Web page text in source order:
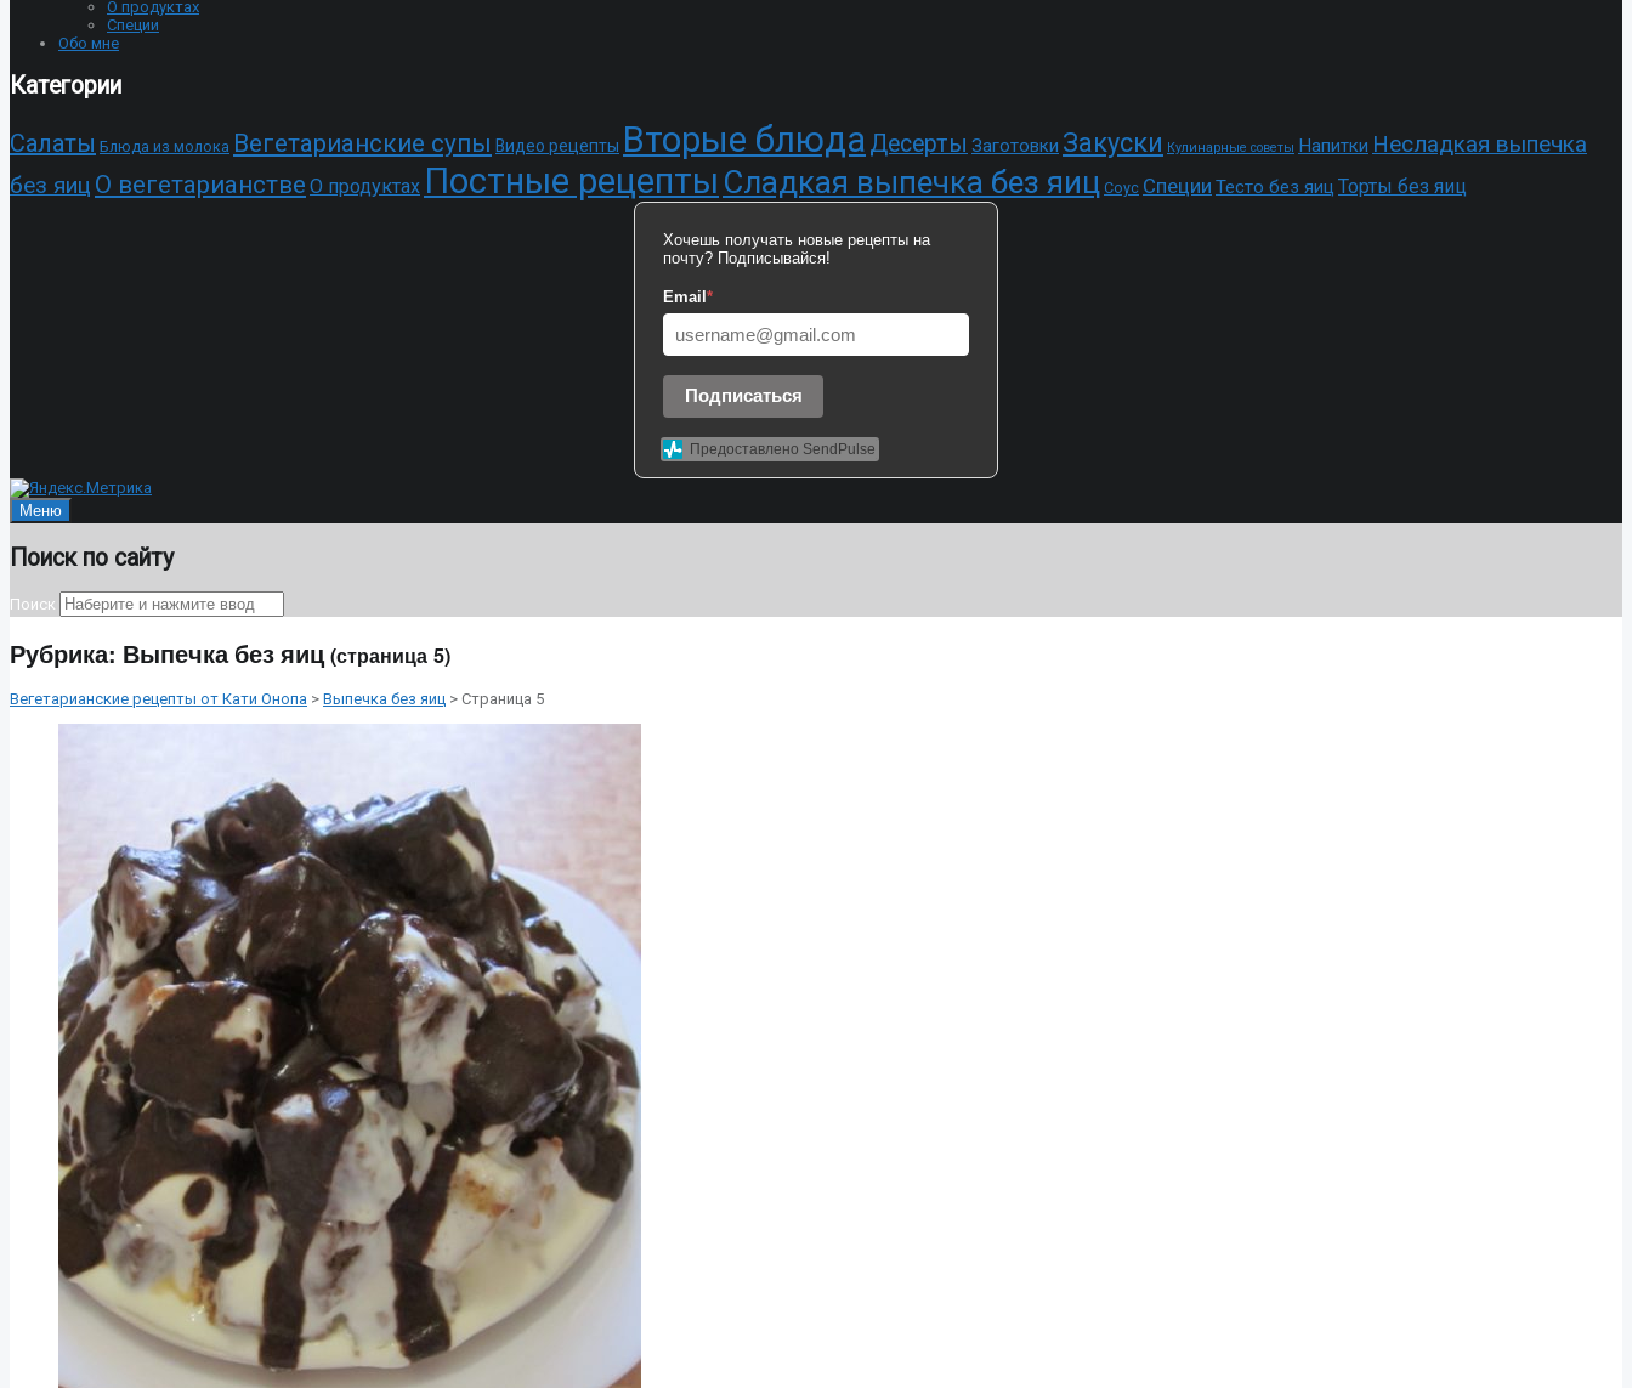
О продуктах
Специи
Обо мне
Категории
Cалаты Блюда из молока Вегетарианские супы Видео рецепты Вторые блюда Десерты Заготовки Закуски Кулинарные советы Напитки Несладкая выпечка
без яиц О вегетарианстве О продуктах Постные рецепты Сладкая выпечка без яиц Соус Специи Тесто без яиц Торты без яиц
Хочешь получать новые рецепты на
почту? Подписывайся!
Email *
Подписаться
Предоставлено SendPulse
Меню
Поиск по сайту
Поиск
Рубрика: Выпечка без яиц (страница 5)
Вегетарианские рецепты от Кати Онопа > Выпечка без яиц > Страница 5